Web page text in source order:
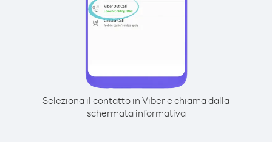
Seleziona il contatto in Viber e chiama dalla
schermata informativa